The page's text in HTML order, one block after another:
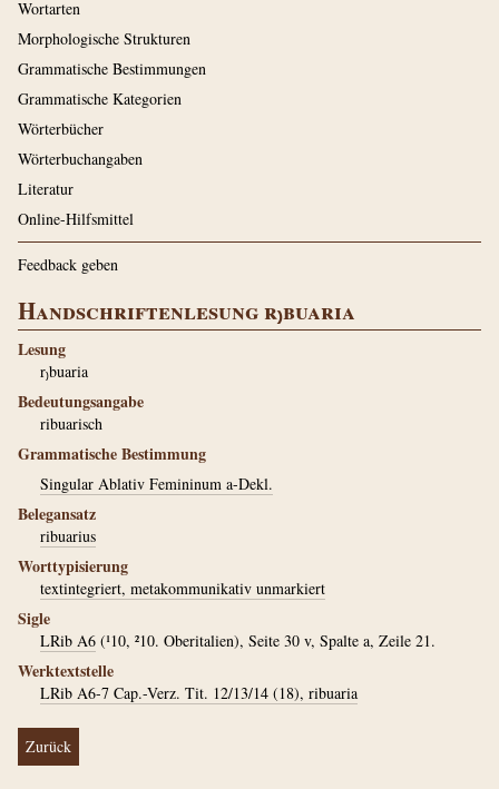
Wortarten
Morphologische Strukturen
Grammatische Bestimmungen
Grammatische Kategorien
Wörterbücher
Wörterbuchangaben
Literatur
Online-Hilfsmittel
Feedback geben
Handschriftenlesung r₎buaria
Lesung
r₎buaria
Bedeutungsangabe
ribuarisch
Grammatische Bestimmung
Singular Ablativ Femininum a-Dekl.
Belegansatz
ribuarius
Worttypisierung
textintegriert, metakommunikativ unmarkiert
Sigle
LRib A6 (¹10, ²10. Oberitalien), Seite 30 v, Spalte a, Zeile 21.
Werktextstelle
LRib A6-7 Cap.-Verz. Tit. 12/13/14 (18), ribuaria
Zurück